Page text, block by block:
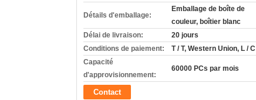
Détails d'emballage:
Emballage de boîte de
couleur, boîtier blanc
Délai de livraison:
20 jours
Conditions de paiement:
T / T, Western Union, L / C
Capacité
d'approvisionnement:
60000 PCs par mois
Contact